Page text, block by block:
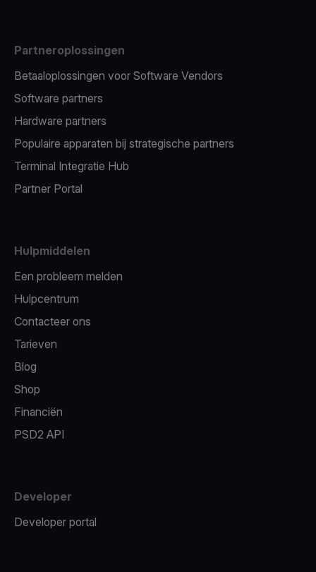
Partneroplossingen
Betaaloplossingen voor Software Vendors
Software partners
Hardware partners
Populaire apparaten bij strategische partners
Terminal Integratie Hub
Partner Portal
Hulpmiddelen
Een probleem melden
Hulpcentrum
Contacteer ons
Tarieven
Blog
Shop
Financiën
PSD2 API
Developer
Developer portal